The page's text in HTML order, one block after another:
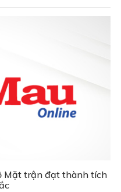
Mặt trận đạt thành tích